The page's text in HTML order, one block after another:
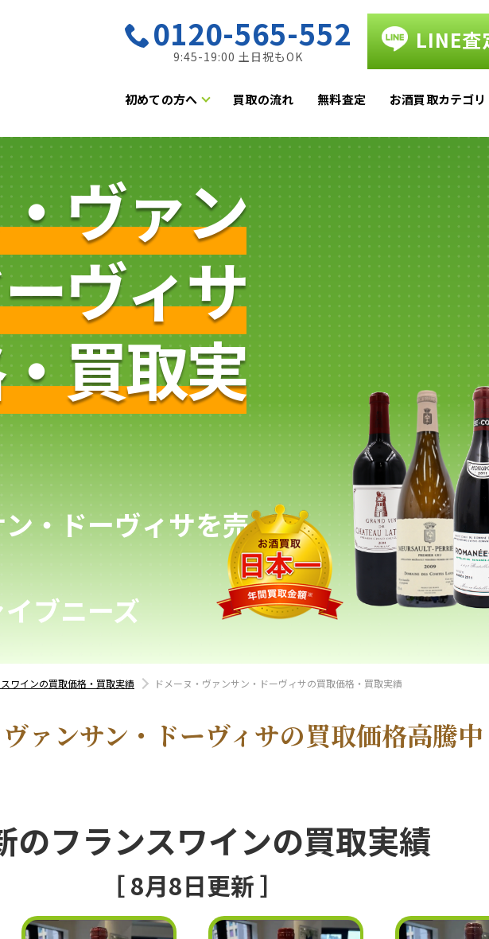
0120-565-552
9:45-19:00 土日祝もOK
LINE査
初めての方へ 買取の流れ 無料査定 お酒買取カテゴリ
ヴァン
ヴィサ
買取実
・ドーヴィサを売
ブニーズ
ワインの買取価格・買取実績 ドメーヌ・ヴァンサン・ドーヴィサの買取価格・買取実績
ァンサン・ドーヴィサの買取価格高騰中
のフランスワインの買取実績
［ 8月8日更新 ］